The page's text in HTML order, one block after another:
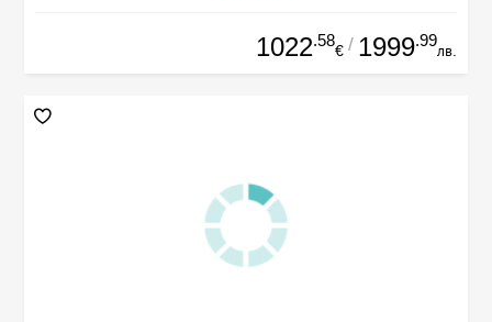
1022.58
€ / 1999.99
лв.